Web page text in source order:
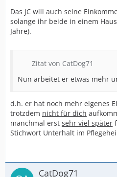
Das JC will auch seine
solange ihr beide in einem
Jahre).
Zitat von CatDog71
Nun arbeitet er etwas mehr
d.h. er hat noch mehr eigenes
trotzdem nicht für dich
manchmal erst sehr viel später
Stichwort Unterhalt im
CatDog71